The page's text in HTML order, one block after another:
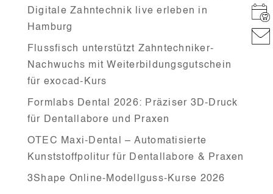
Digitale Zahntechnik live erleben in
Hamburg
Flussfisch unterstützt Zahntechniker-
Nachwuchs mit Weiterbildungsgutschein
für exocad-Kurs
Formlabs Dental 2026: Präziser 3D-Druck
für Dentallabore und Praxen
OTEC Maxi-Dental – Automatisierte
Kunststoffpolitur für Dentallabore & Praxen
3Shape Online-Modellguss-Kurse 2026